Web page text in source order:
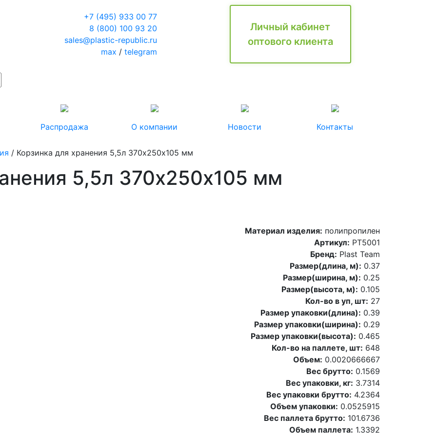
+7 (495) 933 00 77
8 (800) 100 93 20
sales@plastic-republic.ru
max / telegram
Личный кабинет
оптового клиента
Распродажа О компании Новости Контакты
/ Корзинка для хранения 5,5л 370х250х105 мм
5,5л 370х250х105 мм
Материал изделия: полипропилен
Артикул: PT5001
Бренд: Plast Team
Размер(длина, м): 0.37
Размер(ширина, м): 0.25
Размер(высота, м): 0.105
Кол-во в уп, шт: 27
Размер упаковки(длина): 0.39
Размер упаковки(ширина): 0.29
Размер упаковки(высота): 0.465
Кол-во на паллете, шт: 648
Объем: 0.0020666667
Вес брутто: 0.1569
Вес упаковки, кг: 3.7314
Вес упаковки брутто: 4.2364
Объем упаковки: 0.0525915
Вес паллета брутто: 101.6736
Объем паллета: 1.3392